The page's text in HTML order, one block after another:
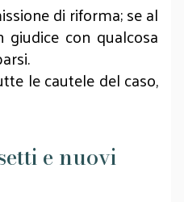
di riforma; se al
con qualcosa
le cautele del caso,
e nuovi